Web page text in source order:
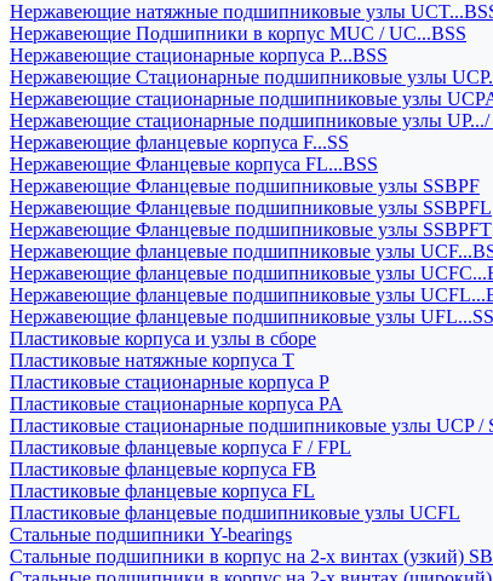
Нержавеющие натяжные подшипниковые узлы
Нержавеющие Подшипники в корпус MUC / UC...BSS
Нержавеющие стационарные корпуса P...BSS
Нержавеющие Стационарные подшипниковые узлы
Нержавеющие стационарные подшипниковые узлы
Нержавеющие стационарные подшипниковые узлы UP.../
Нержавеющие фланцевые корпуса F...SS
Нержавеющие Фланцевые корпуса FL...BSS
Нержавеющие Фланцевые подшипниковые узлы SSBPF
Нержавеющие Фланцевые подшипниковые узлы SSBPFL
Нержавеющие Фланцевые подшипниковые узлы SSBPFT
Нержавеющие фланцевые подшипниковые узлы
Нержавеющие фланцевые подшипниковые узлы
Нержавеющие фланцевые подшипниковые узлы
Нержавеющие фланцевые подшипниковые узлы UFL...SS
Пластиковые корпуса и узлы в сборе
Пластиковые натяжные корпуса T
Пластиковые стационарные корпуса P
Пластиковые стационарные корпуса PA
Пластиковые стационарные подшипниковые узлы UCP /
Пластиковые фланцевые корпуса F / FPL
Пластиковые фланцевые корпуса FB
Пластиковые фланцевые корпуса FL
Пластиковые фланцевые подшипниковые узлы UCFL
Стальные подшипники Y-bearings
Стальные подшипники в корпус на 2-х винтах (узкий)